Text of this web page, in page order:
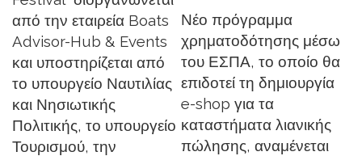
από την εταιρεία Boats
Advisor-Hub & Events
και υποστηρίζεται από
το υπουργείο Ναυτιλίας
και Νησιωτικής
Πολιτικής, το υπουργείο
Τουρισμού, την
Νέο πρόγραμμα
χρηματοδότησης μέσω
του ΕΣΠΑ, το οποίο θα
επιδοτεί τη δημιουργία
e-shop για τα
καταστήματα λιανικής
πώλησης, αναμένεται